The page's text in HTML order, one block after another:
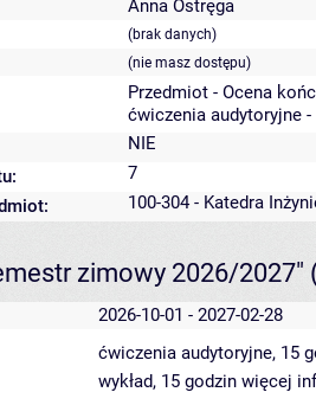
Anna Ostręga
(brak danych)
(nie masz dostępu)
Przedmiot - Ocena
ćwiczenia audytoryjne
NIE
7
100-304 - Katedra
zimowy 2026/2027"
2026-10-01 - 2027-02-28
ćwiczenia audytoryjne, 15
wykład, 15 godzin więcej